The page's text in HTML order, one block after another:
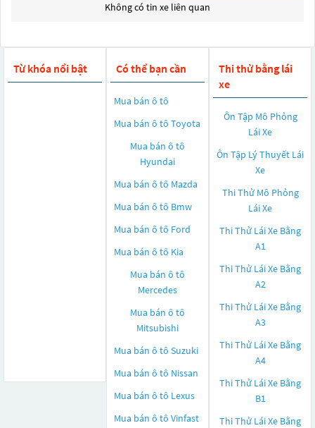
Không có tin xe liên quan
Từ khóa nổi bật Có thể bạn cần
Mua bán ô tô
Mua bán ô tô Toyota
Mua bán ô tô
Hyundai
Mua bán ô tô Mazda
Mua bán ô tô Bmw
Mua bán ô tô Ford
Mua bán ô tô Kia
Mua bán ô tô
Mercedes
Mua bán ô tô
Mitsubishi
Mua bán ô tô Suzuki
Mua bán ô tô Nissan
Mua bán ô tô Lexus
Mua bán ô tô Vinfast
Thi thử bằng lái
xe
Ôn Tập Mô Phỏng
Lái Xe
Ôn Tập Lý Thuyết Lái
Xe
Thi Thử Mô Phỏng
Lái Xe
Thi Thử Lái Xe Bằng
A1
Thi Thử Lái Xe Bằng
A2
Thi Thử Lái Xe Bằng
A3
Thi Thử Lái Xe Bằng
A4
Thi Thử Lái Xe Bằng
B1
Thi Thử Lái Xe Bằng